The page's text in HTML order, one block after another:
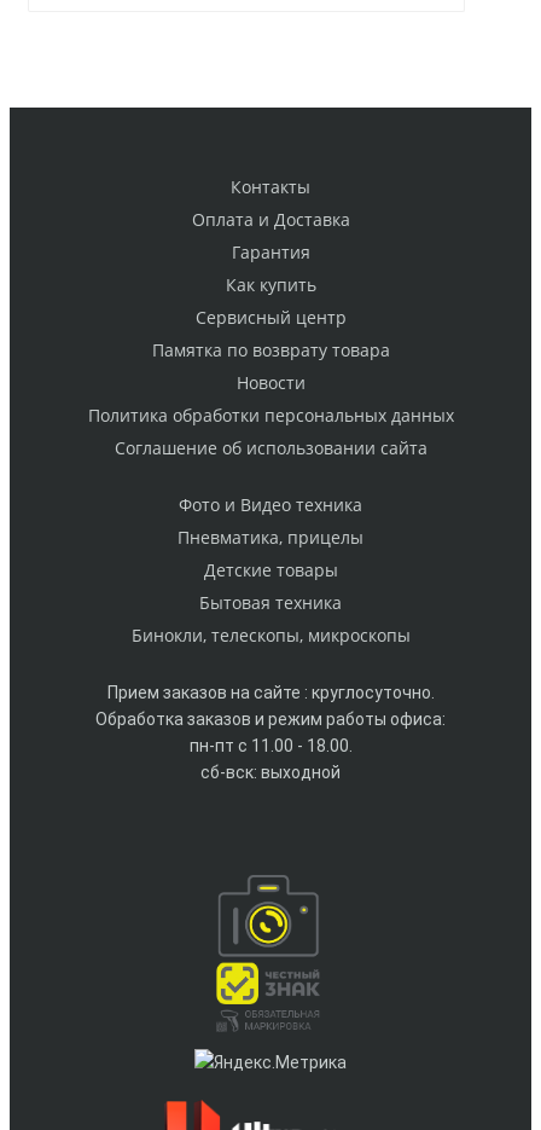
Контакты
Оплата и Доставка
Гарантия
Как купить
Cервисный центр
Памятка по возврату товара
Новости
Политика обработки персональных данных
Cоглашение об использовании сайта
Фото и Видео техника
Пневматика, прицелы
Детские товары
Бытовая техника
Бинокли, телескопы, микроскопы
Прием заказов на сайте : круглосуточно.
Обработка заказов и режим работы офиса:
пн-пт с 11.00 - 18.00.
сб-вск: выходной